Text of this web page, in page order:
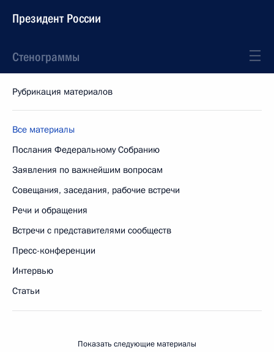
Президент России
Стенограммы
Рубрикация материалов
Все материалы
Послания Федеральному Собранию
Заявления по важнейшим вопросам
Совещания, заседания, рабочие встречи
Речи и обращения
Встречи с представителями сообществ
Пресс-конференции
Интервью
Статьи
Показать следующие материалы